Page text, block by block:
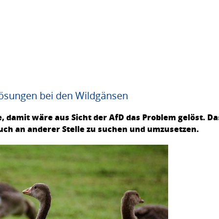
bei den Wildgänsen
damit wäre aus Sicht der AfD das Problem gelöst.
an anderer Stelle zu suchen und umzusetzen.